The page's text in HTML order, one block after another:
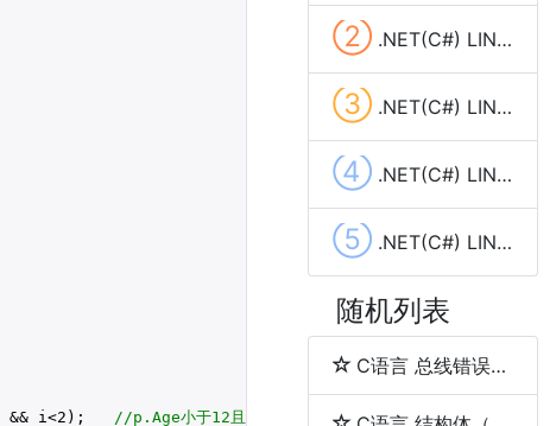
&& i<2 );
//p.Age小于12且下标小于2
② .NET(C#) LINQ Where和Select的使用
③ .NET(C#) LINQ Select和SelectMany的使用及区别
④ .NET(C#) LINQ OrderBy和OrderByDescending的使用
⑤ .NET(C#) LINQ Concat和Union的使用
随机列表
C语言 总线错误（bus error）与段错误（segmentation fault）